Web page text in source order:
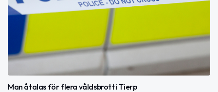
Man åtalas för flera våldsbrott i Tierp